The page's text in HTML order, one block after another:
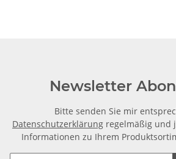
Newsletter
Bitte senden Sie mir
Datenschutzerklärung regelmäßig und
Informationen zu Ihrem